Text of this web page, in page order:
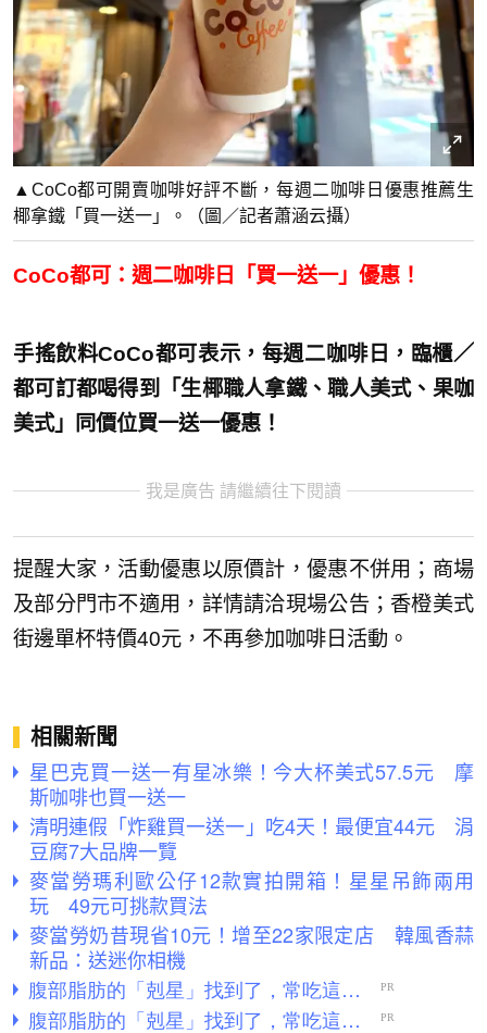
▲CoCo都可開賣咖啡好評不斷，每週二咖啡日優惠推薦生
椰拿鐵「買一送一」。（圖／記者蕭涵云攝）
CoCo都可：週二咖啡日「買一送一」優惠！
手搖飲料CoCo都可表示，每週二咖啡日，臨櫃／
都可訂都喝得到「生椰職人拿鐵、職人美式、果咖
美式」同價位買一送一優惠！
我是廣告 請繼續往下閱讀
提醒大家，活動優惠以原價計，優惠不併用；商場
及部分門市不適用，詳情請洽現場公告；香橙美式
街邊單杯特價40元，不再參加咖啡日活動。
相關新聞
星巴克買一送一有星冰樂！今大杯美式57.5元 摩
斯咖啡也買一送一
清明連假「炸雞買一送一」吃4天！最便宜44元 涓
豆腐7大品牌一覽
麥當勞瑪利歐公仔12款實拍開箱！星星吊飾兩用
玩 49元可挑款買法
麥當勞奶昔現省10元！增至22家限定店 韓風香蒜
新品：送迷你相機